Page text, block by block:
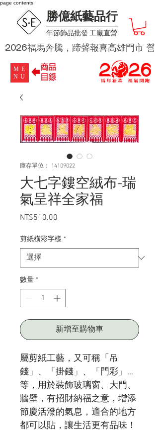
page contents
勝億紙藝品行
​年節飾品批發 工廠直營
2026福馬奔騰，蹄聲報喜高雄門市
ME
NU
庫存單位： 14109022
大七字鏤空絨布-瑞
氣呈祥全家福
NT$510.00
剪紙橫彩字樣 *
數量 *
新增至購物車
屬剪紙工藝，又可稱「吊
錢」、「掛錢」、「門彩」...
等，用於裝飾玻璃窗、大門、
牆壁，有招財納福之意，增添
節慶活潑的氣息，適合的地方
都可以貼，讓生活更有品味！